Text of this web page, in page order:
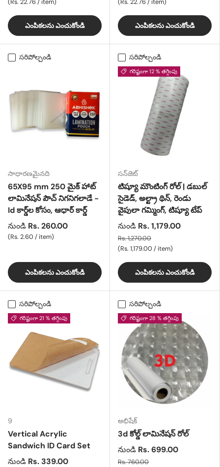
Rs. 22.76/ item
ఎంపికలను ఎంచుకోండి
Rs. 22.76/ item
ఎంపికలను ఎంచుకోండి
సరిపోల్చండి
సాధారణమైనది
65X95 mm 250 మైక్ హాట్
లామినేషన్ పౌచ్ నిగనిగలాడే -
Id కార్డ్‌ల కోసం, ఆధార్ కార్డ్
నుండి Rs. 260.00
యూనిట్ ధర
Rs. 2.60 / item
ఎంపికలను ఎంచుకోండి
సరిపోల్చండి
గరిష్టంగా 12 % తగ్గింపు
సన్‌జెట్
టిష్యూ మౌంటింగ్ రోల్ | డబుల్
సైడెడ్, అల్ట్రా థిన్, రెండు
వైపులా గమ్మింగ్, టిష్యూ టేప్
నుండి Rs. 1,179.00
Rs. 1,270.00
యూనిట్ ధర
Rs. 1,179.00 / item
ఎంపికలను ఎంచుకోండి
సరిపోల్చండి
గరిష్టంగా 21 % తగ్గింపు
9
Vertical Acrylic
Sandwich ID Card Set
నుండి Rs. 339.00
సరిపోల్చండి
గరిష్టంగా 28 % తగ్గింపు
అభిషేక్
3d కోల్డ్ లామినేషన్ రోల్
నుండి Rs. 699.00
Rs. 760.00